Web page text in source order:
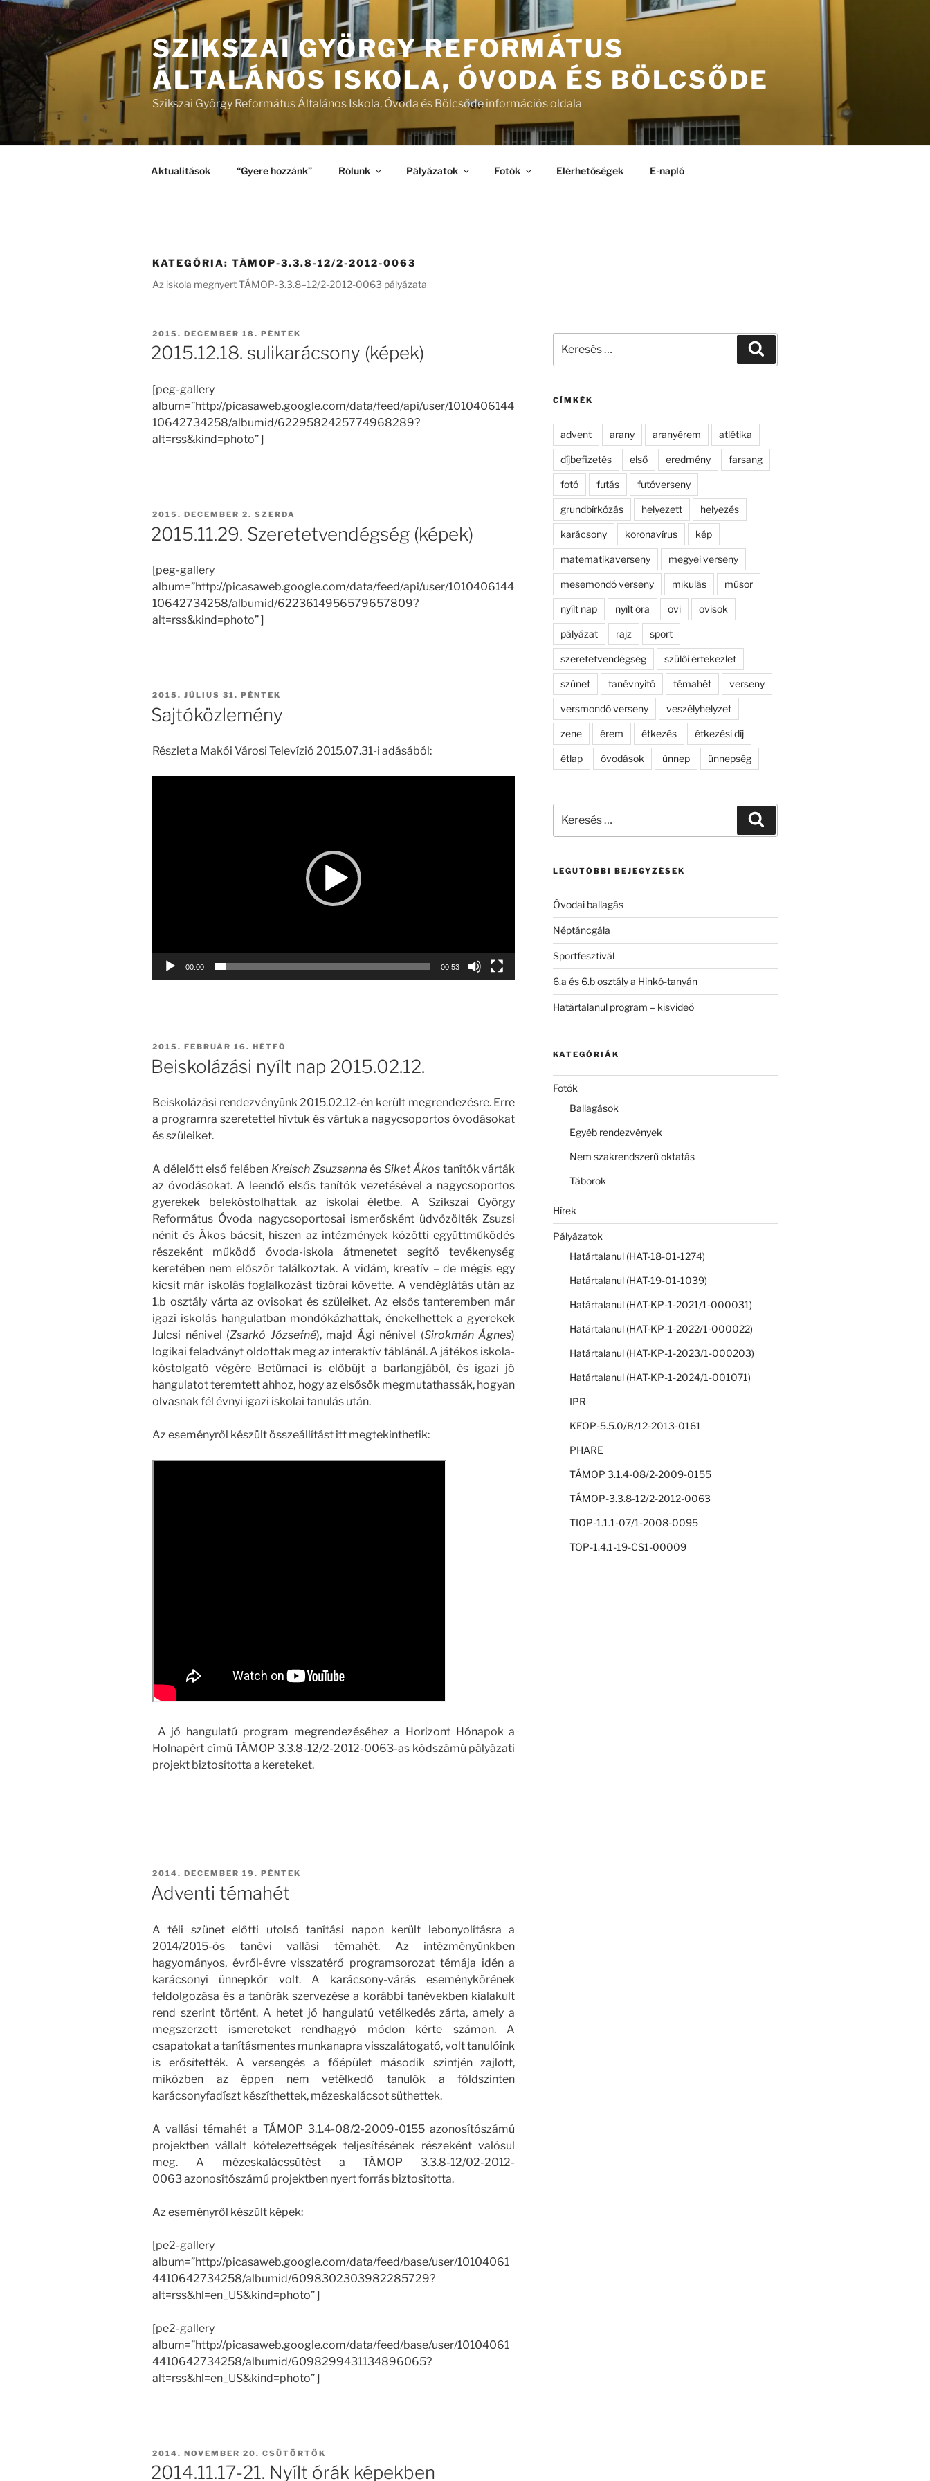
Tartalomhoz
SZIKSZAI GYÖRGY REFORMÁTUS
ÁLTALÁNOS ISKOLA, ÓVODA ÉS BÖLCSŐDE
Szikszai György Református Általános Iskola, Óvoda és Bölcsőde információs oldala
Aktualitások “Gyere hozzánk” Rólunk Pályázatok Fotók Elérhetőségek E-napló
KATEGÓRIA: TÁMOP-3.3.8-12/2-2012-0063
Az iskola megnyert TÁMOP-3.3.8–12/2-2012-0063 pályázata
BEKÜLDVE:
2015. DECEMBER 18. PÉNTEK
2015.12.18. sulikarácsony (képek)
[peg-gallery
album=”http://picasaweb.google.com/data/feed/api/user/1010406144
10642734258/albumid/6229582425774968289?
alt=rss&kind=photo” ]
BEKÜLDVE:
2015. DECEMBER 2. SZERDA
2015.11.29. Szeretetvendégség (képek)
[peg-gallery
album=”http://picasaweb.google.com/data/feed/api/user/1010406144
10642734258/albumid/6223614956579657809?
alt=rss&kind=photo” ]
BEKÜLDVE:
2015. JÚLIUS 31. PÉNTEK
Sajtóközlemény
Részlet a Makói Városi Televízió 2015.07.31-i adásából:
00:00 00:53
BEKÜLDVE:
2015. FEBRUÁR 16. HÉTFŐ
Beiskolázási nyílt nap 2015.02.12.
Beiskolázási rendezvényünk 2015.02.12-én került megrendezésre. Erre
a programra szeretettel hívtuk és vártuk a nagycsoportos óvodásokat
és szüleiket.
A délelőtt első felében Kreisch Zsuzsanna ésSiket Ákostanítók várták
az óvodásokat. A leendő elsős tanítók vezetésével a nagycsoportos
gyerekek belekóstolhattak az iskolai életbe. A Szikszai György
Református Óvoda nagycsoportosai ismerősként üdvözölték Zsuzsi
nénit és Ákos bácsit, hiszen az intézmények közötti együttműködés
részeként működő óvoda-iskola átmenetet segítő tevékenység
keretében nem először találkoztak. A vidám, kreatív – de mégis egy
kicsit már iskolás foglalkozást tízórai követte. A vendéglátás után az
1.b osztály várta az ovisokat és szüleiket. Az elsős tanteremben már
igazi iskolás hangulatban mondókázhattak, énekelhettek a gyerekek
Julcsi nénivel (Zsarkó Józsefné), majd Ági nénivel (Sirokmán Ágnes)
logikai feladványt oldottak meg az interaktív táblánál. A játékos iskola-
kóstolgató végére Betűmaci is előbújt a barlangjából, és igazi jó
hangulatot teremtett ahhoz, hogy az elsősök megmutathassák, hogyan
olvasnak fél évnyi igazi iskolai tanulás után.
Az eseményről készült összeállítást itt megtekinthetik:
A jó hangulatú program megrendezéséhez a Horizont Hónapok a
Holnapért című TÁMOP 3.3.8-12/2-2012-0063-as kódszámú pályázati
projekt biztosította a kereteket.
BEKÜLDVE:
2014. DECEMBER 19. PÉNTEK
Adventi témahét
A téli szünet előtti utolsó tanítási napon került lebonyolításra a
2014/2015-ös tanévi vallási témahét. Az intézményünkben
hagyományos, évről-évre visszatérő programsorozat témája idén a
karácsonyi ünnepkör volt. A karácsony-várás eseménykörének
feldolgozása és a tanórák szervezése a korábbi tanévekben kialakult
rend szerint történt. A hetet jó hangulatú vetélkedés zárta, amely a
megszerzett ismereteket rendhagyó módon kérte számon. A
csapatokat a tanításmentes munkanapra visszalátogató, volt tanulóink
is erősítették. A versengés a főépület második szintjén zajlott,
miközben az éppen nem vetélkedő tanulók a földszinten
karácsonyfadíszt készíthettek, mézeskalácsot süthettek.
A vallási témahét a TÁMOP 3.1.4-08/2-2009-0155 azonosítószámú
projektben vállalt kötelezettségek teljesítésének részeként valósul
meg. A mézeskalácssütést a TÁMOP 3.3.8-12/02-2012-
0063 azonosítószámú projektben nyert forrás biztosította.
Az eseményről készült képek:
[pe2-gallery
album=”http://picasaweb.google.com/data/feed/base/user/10104061
4410642734258/albumid/6098302303982285729?
alt=rss&hl=en_US&kind=photo” ]
[pe2-gallery
album=”http://picasaweb.google.com/data/feed/base/user/10104061
4410642734258/albumid/6098299431134896065?
alt=rss&hl=en_US&kind=photo” ]
BEKÜLDVE:
2014. NOVEMBER 20. CSÜTÖRTÖK
2014.11.17-21. Nyílt órák képekben
következő
CÍMKÉK
advent arany aranyérem atlétika
díjbefizetés első eredmény farsang
fotó futás futóverseny
grundbírkózás helyezett helyezés
karácsony koronavírus kép
matematikaverseny megyei verseny
mesemondó verseny mikulás műsor
nyílt nap nyílt óra ovi ovisok
pályázat rajz sport
szeretetvendégség szülői értekezlet
szünet tanévnyitó témahét verseny
versmondó verseny veszélyhelyzet
zene érem étkezés étkezési díj
étlap óvodások ünnep ünnepség
következő
LEGUTÓBBI BEJEGYZÉSEK
Óvodai ballagás
Néptáncgála
Sportfesztivál
6.a és 6.b osztály a Hinkó-tanyán
Határtalanul program – kisvideó
KATEGÓRIÁK
Fotók
Ballagások
Egyéb rendezvények
Nem szakrendszerű oktatás
Táborok
Hírek
Pályázatok
Határtalanul (HAT-18-01-1274)
Határtalanul (HAT-19-01-1039)
Határtalanul (HAT-KP-1-2021/1-000031)
Határtalanul (HAT-KP-1-2022/1-000022)
Határtalanul (HAT-KP-1-2023/1-000203)
Határtalanul (HAT-KP-1-2024/1-001071)
IPR
KEOP-5.5.0/B/12-2013-0161
PHARE
TÁMOP 3.1.4-08/2-2009-0155
TÁMOP-3.3.8-12/2-2012-0063
TIOP-1.1.1-07/1-2008-0095
TOP-1.4.1-19-CS1-00009